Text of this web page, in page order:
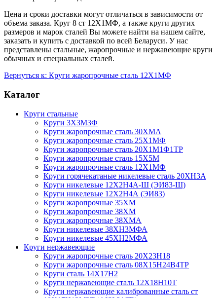
Цена и сроки доставки могут отличаться в зависимости от
объема заказа. Круг 8 ст 12Х1МФ, а также круги других
размеров и марок сталей Вы можете найти на нашем сайте,
заказать и купить с доставкой по всей Беларуси. У нас
представлены стальные, жаропрочные и нержавеющие круги
обычных и специальных сталей.
Вернуться к: Круги жаропрочные сталь 12Х1МФ
Каталог
Круги стальные
Круги 3Х3М3Ф
Круги жаропрочные сталь 30ХМА
Круги жаропрочные сталь 25Х1МФ
Круги жаропрочные сталь 20Х1М1Ф1ТР
Круги жаропрочные сталь 15Х5М
Круги жаропрочные сталь 12Х1МФ
Круги горячекатаные никелевые сталь 20ХН3А
Круги никелевые 12Х2Н4А-Ш (ЭИ83-Ш)
Круги никелевые 12Х2Н4А (ЭИ83)
Круги жаропрочные 35ХМ
Круги жаропрочные 38ХМ
Круги жаропрочные 38ХМА
Круги никелевые 38XH3MФА
Круги никелевые 45ХН2МФА
Круги нержавеющие
Круги жаропрочные сталь 20Х23Н18
Круги жаропрочные сталь 08Х15Н24В4ТР
Круги сталь 14Х17Н2
Круги нержавеющие сталь 12Х18Н10Т
Круги нержавеющие калиброванные сталь ст